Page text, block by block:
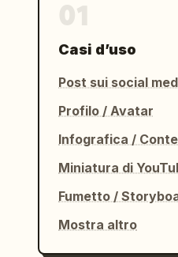
Casi d’uso
Post sui social
Profilo / Avatar
Infografica /
Miniatura di
Fumetto /
Mostra altro